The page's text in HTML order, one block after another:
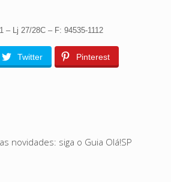
– Lj 27/28C – F: 94535-1112
Twitter Pinterest
novidades: siga o Guia Olá!SP